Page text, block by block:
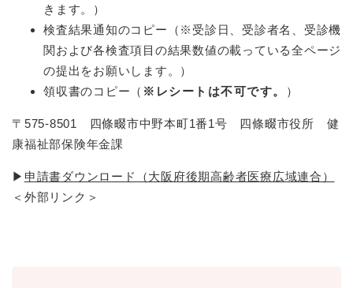
きます。）
検査結果通知のコピー（※受診日、受診者名、受診機
関および各検査項目の結果数値の載っている全ページ
の提出をお願いします。）
領収書のコピー（ ※レシートは不可です。 ）
〒575-8501 四條畷市中野本町1番1号 四條畷市役所 健
康福祉部保険年金課
▶ 申請書ダウンロード（大阪府後期高齢者医療広域連合）
＜外部リンク＞